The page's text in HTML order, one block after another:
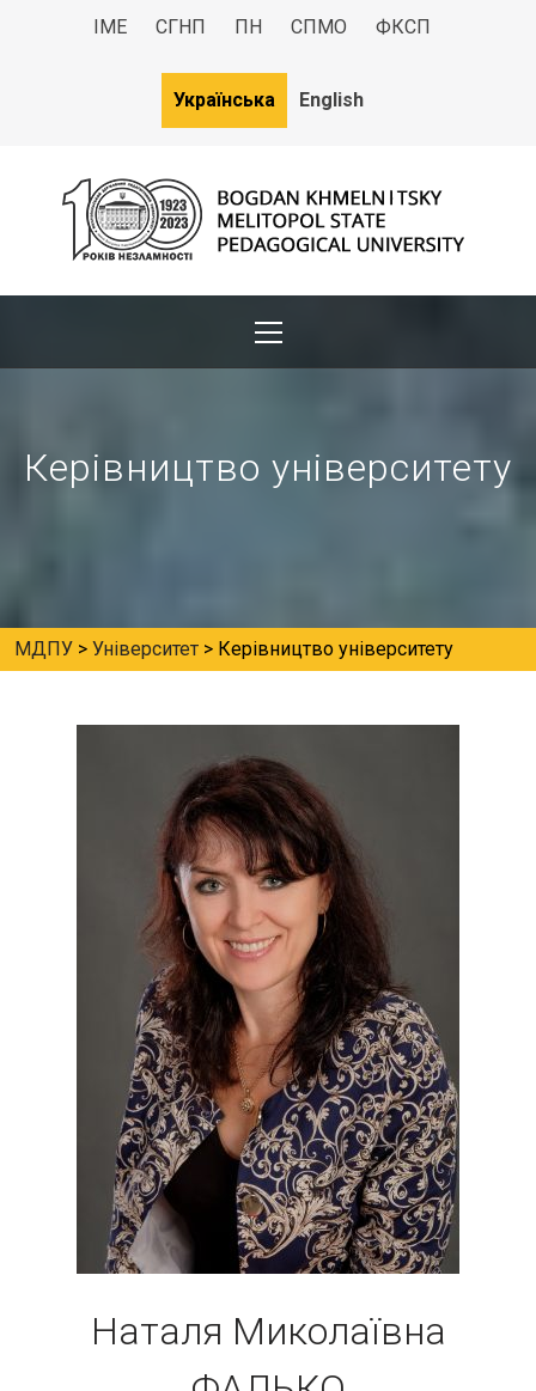
ІМЕ СГНП ПН СПМО ФКСП
Українська English
МДПУ
Керівництво університету
МДПУ > Університет > Керівництво університету
Наталя Миколаївна